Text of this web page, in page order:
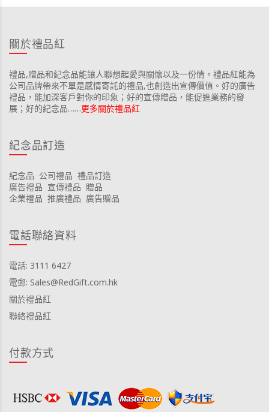
關於禮品紅
禮品,贈品和紀念品能讓人聯想起愛與關懷以及一份情。禮品紅能為
公司品牌帶來不單是感情寄託的禮品,也創造出宣傳價值。好的廣告
禮品，能加深客戶對你的印象；好的宣傳贈品，能促進業務的發
展；好的紀念品……更多關於禮品紅
紀念品訂造
紀念品 公司禮品 禮品訂造
廣告禮品 宣傳禮品 贈品
企業禮品 推廣禮品 廣告贈品
電話聯絡資料
電話: 3111 6427
電郵: Sales@RedGift.com.hk
關於禮品紅
聯絡禮品紅
付款方式